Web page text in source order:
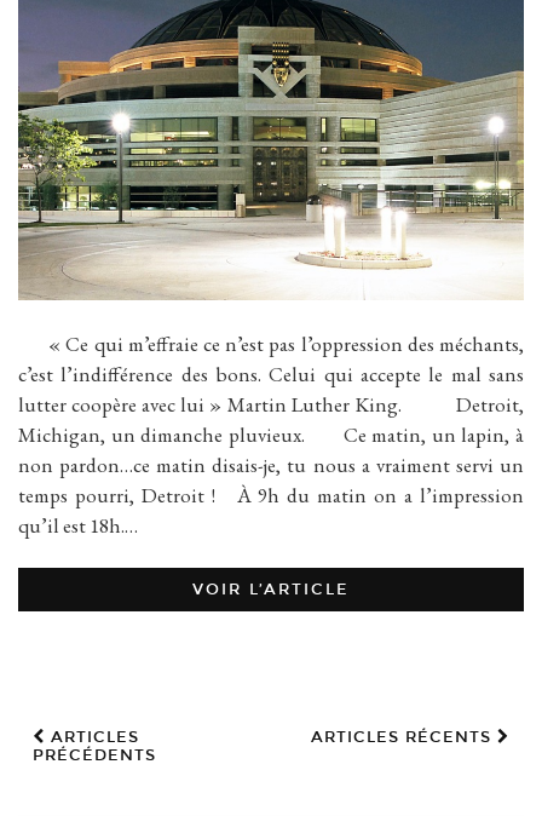
« Ce qui m’effraie ce n’est pas l’oppression des méchants,
c’est l’indifférence des bons. Celui qui accepte le mal sans
lutter coopère avec lui » Martin Luther King. Detroit,
Michigan, un dimanche pluvieux. Ce matin, un lapin, à
non pardon…ce matin disais-je, tu nous a vraiment servi un
temps pourri, Detroit ! À 9h du matin on a l’impression
qu’il est 18h.…
VOIR L’ARTICLE
ARTICLES
PRÉCÉDENTS
ARTICLES RÉCENTS